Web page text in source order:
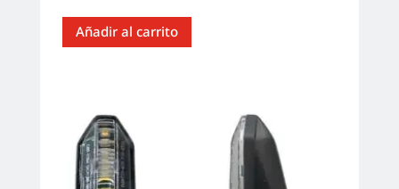
Añadir al carrito